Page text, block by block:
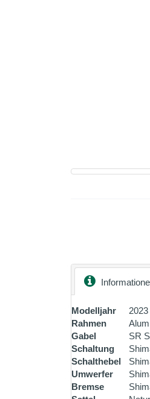
Modelljahr
2023
Rahmen
Gabel
SR
Schaltung
Schalthebel
Umwerfer
Bremse